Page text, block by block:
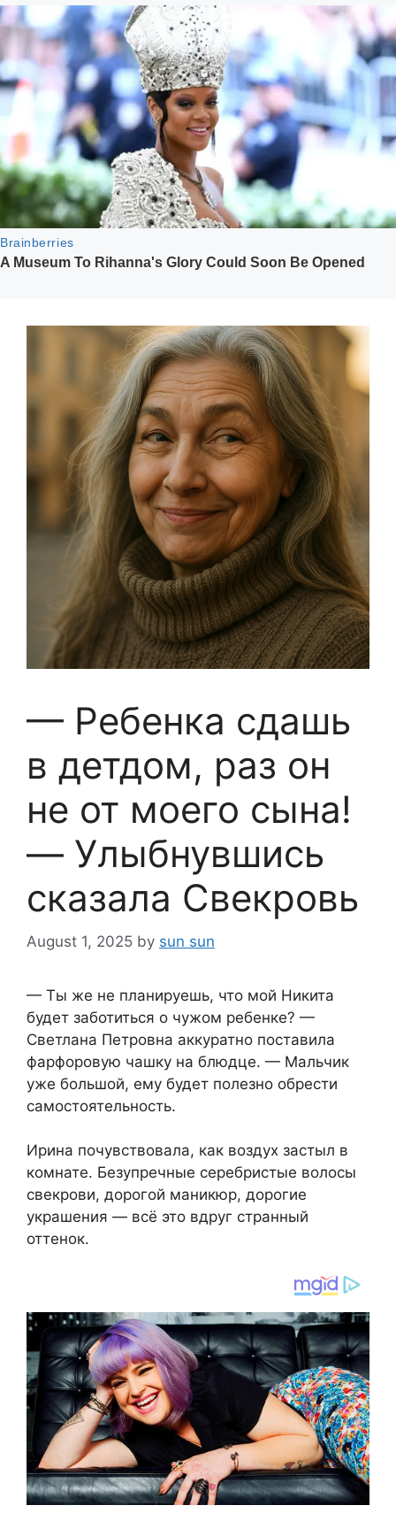
— Ребенка сдашь
в детдом, раз он
не от моего сына!
— Улыбнувшись
сказала Свекровь
August 1, 2025 by sun sun
— Ты же не планируешь, что мой Никита
будет заботиться о чужом ребенке? —
Светлана Петровна аккуратно поставила
фарфоровую чашку на блюдце. — Мальчик
уже большой, ему будет полезно обрести
самостоятельность.
Ирина почувствовала, как воздух застыл в
комнате. Безупречные серебристые волосы
свекрови, дорогой маникюр, дорогие
украшения — всё это вдруг странный
оттенок.